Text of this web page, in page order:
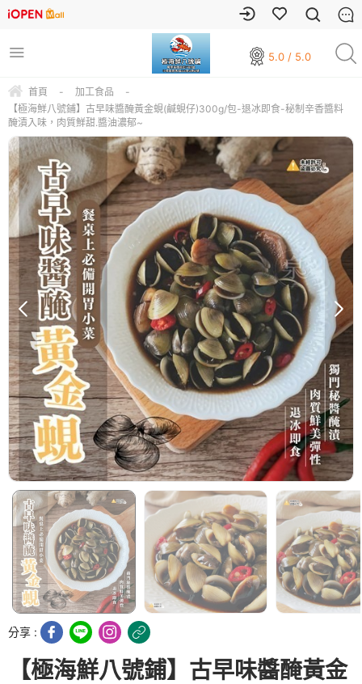
5.0 / 5.0
首頁 - 加工食品
-
【極海鮮八號鋪】古早味醬醃黃金蜆(鹹蜆仔)300g/包-退冰即食-秘制辛香醬料
醃漬入味，肉質鮮甜.醬油濃郁~
分享 :
【極海鮮八號鋪】古早味醬醃黃金